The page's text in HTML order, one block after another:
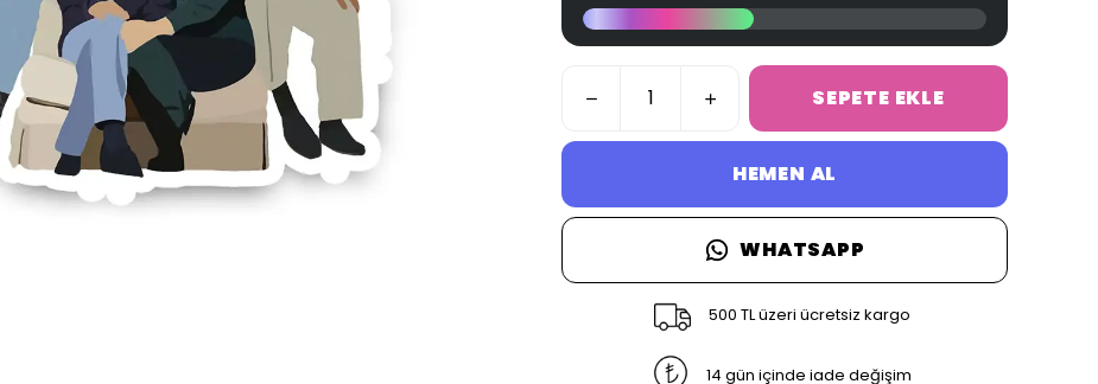
SEPETE EKLE
HEMEN AL
WHATSAPP
500 TL üzeri ücretsiz kargo
14 gün içinde iade değişim